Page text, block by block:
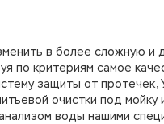
в более сложную и
по критериям самое
защиты от
очистки под
воды нашими